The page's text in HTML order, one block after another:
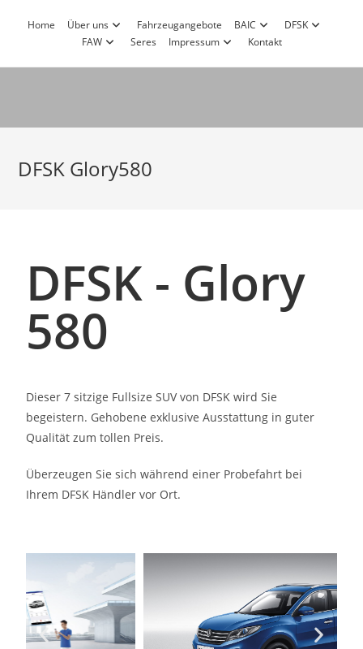
Home Über uns Fahrzeugangebote BAIC
DFSK
FAW
Seres Impressum Kontakt
DFSK Glory580
DFSK - Glory
580
Dieser 7 sitzige Fullsize SUV von DFSK wird Sie
begeistern. Gehobene exklusive Ausstattung in guter
Qualität zum tollen Preis.
Überzeugen Sie sich während einer Probefahrt bei
Ihrem DFSK Händler vor Ort.